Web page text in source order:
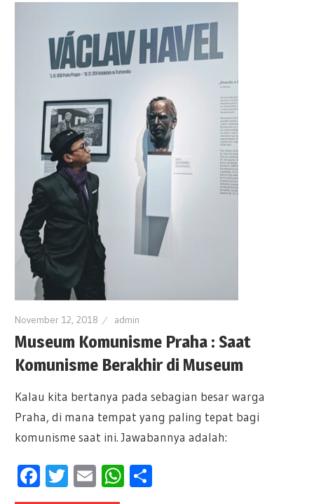
November 12, 2018 admin
Museum Komunisme Praha : Saat
Komunisme Berakhir di Museum
Kalau kita bertanya pada sebagian besar warga
Praha, di mana tempat yang paling tepat bagi
komunisme saat ini. Jawabannya adalah:
Facebook
Twitter
EmailWhatsApp